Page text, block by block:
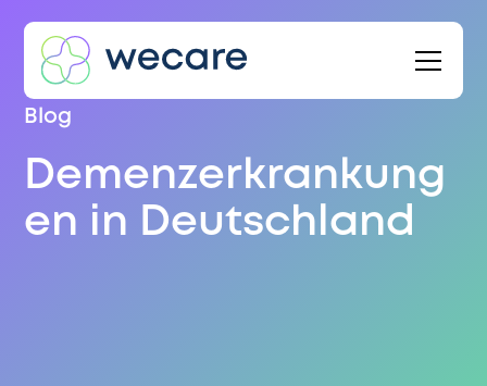
Blog
Demenzerkrankung
en in Deutschland